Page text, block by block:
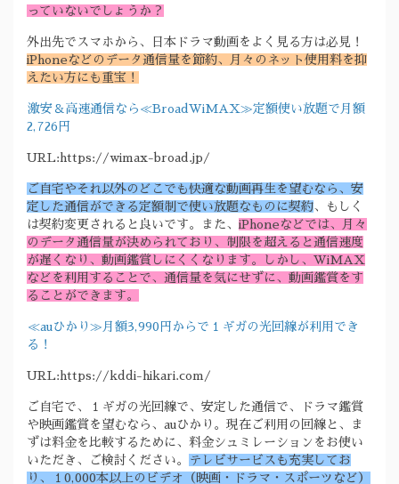
っていないでしょうか？
外出先でスマホから、日本ドラマ動画をよく見る方は必見！
iPhoneなどのデータ通信量を節約、月々のネット使用料を抑
えたい方にも重宝！
激安＆高速通信なら≪BroadWiMAX≫定額使い放題で月額
2,726円
URL:https://wimax-broad.jp/
ご自宅やそれ以外のどこでも快適な動画再生を望むなら、安
定した通信ができる定額制で使い放題なものに契約、もしく
は契約変更されると良いです。また、 iPhoneなどでは、月々
のデータ通信量が決められており、制限を超えると通信速度
が遅くなり、動画鑑賞しにくくなります。しかし、WiMAX
などを利用することで、通信量を気にせずに、動画鑑賞をす
ることができます。
≪auひかり≫月額3,990円からで１ギガの光回線が利用でき
る！
URL:https://kddi-hikari.com/
ご自宅で、１ギガの光回線で、安定した通信で、ドラマ鑑賞
や映画鑑賞を望むなら、auひかり。現在ご利用の回線と、ま
ずは料金を比較するために、料金シュミレーションをお使い
いただき、ご検討ください。
テレビサービスも充実してお
り、１0,000本以上のビデオ（映画・ドラマ・スポーツなど）